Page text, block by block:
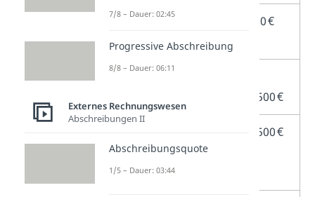
Zollgebühren für die
Einfuhr
600 €
Rabatt laut
1.500 €
Betonboden für
sicheren Stand
3.500 €
7/8 – Dauer: 02:45
Progressive Abschreibung
8/8 – Dauer: 06:11
Externes Rechnungswesen
Abschreibungen II
Abschreibungsquote
1/5 – Dauer: 03:44